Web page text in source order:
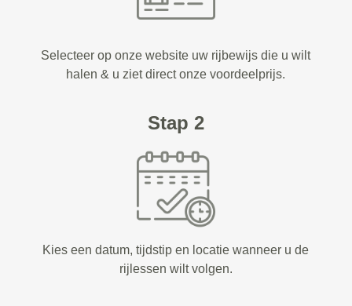
Selecteer op onze website uw rijbewijs die u wilt
halen & u ziet direct onze voordeelprijs.
Stap 2
Kies een datum, tijdstip en locatie wanneer u de
rijlessen wilt volgen.